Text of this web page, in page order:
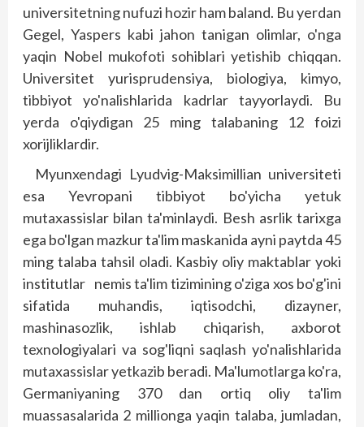
universitetning nufuzi hozir ham baland. Bu yerdan
Gegel, Yaspers kabi jahon tanigan olimlar, o'nga
yaqin Nobel mukofoti sohiblari yetishib chiqqan.
Universitet yurisprudensiya, biologiya, kimyo,
tibbiyot yo'nalishlarida kadrlar tayyorlaydi. Bu
yerda o'qiydigan 25 ming talabaning 12 foizi
xorijliklardir.
Myunxendagi Lyudvig-Maksimilli­an universiteti
esa Yevropani tibbiyot bo'yicha yetuk
mutaxassislar bilan ta'minlaydi. Besh asrlik tarixga
ega bo'lgan mazkur ta'lim maskanida ayni payt­­da 45
ming talaba tahsil oladi. Kasbiy oliy maktablar yoki
institutlar nemis ta'lim tizimining o'ziga xos bo'g'ini
sifatida muhandis, iqtisodchi, dizayner,
mashinasozlik, ishlab chiqarish, axborot
texnologiyalari va sog'liqni saqlash yo'nalishlarida
mutaxassislar yetkazib beradi. Ma'lumotlarga ko'ra,
Germaniya­ning 370 dan ortiq oliy ta'lim
muassasalarida 2 millionga yaqin talaba, jumladan,